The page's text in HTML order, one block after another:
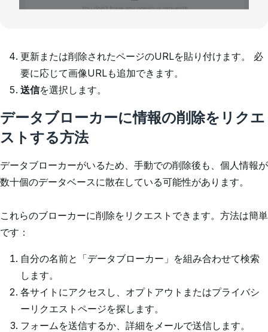
更新または削除されたページのURLを貼り付けます。 必
要に応じて画像URLも追加できます。
送信を選択します。
データブローカーに情報の削除をリクエ
ストする方法
データブローカーがいるため、手動での削除後も、個人情報が
数十個のデータベースに散在している可能性があります。
これらのブローカーに削除をリクエストできます。方法は簡単
です：
自分の名前と「データブローカー」を組み合わせて検索
します。
各サイトにアクセスし、オプトアウトまたはプライバシ
ーリクエストページを探します。
フォームを送信するか、詳細をメールで送信します。